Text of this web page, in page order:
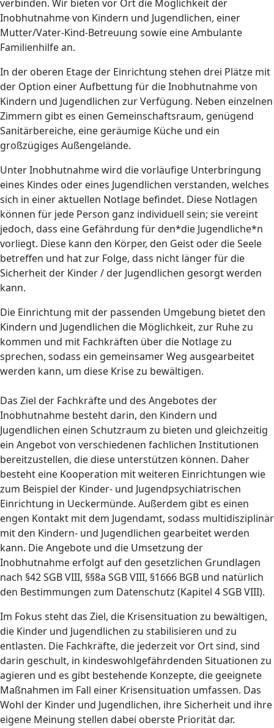
verbinden. Wir bieten vor Ort die Möglichkeit der
Inobhutnahme von Kindern und Jugendlichen, einer
Mutter/Vater-Kind-Betreuung sowie eine Ambulante
Familienhilfe an.
In der oberen Etage der Einrichtung stehen drei Plätze mit
der Option einer Aufbettung für die Inobhutnahme von
Kindern und Jugendlichen zur Verfügung. Neben einzelnen
Zimmern gibt es einen Gemeinschaftsraum, genügend
Sanitärbereiche, eine geräumige Küche und ein
großzügiges Außengelände.
Unter Inobhutnahme wird die vorläufige Unterbringung
eines Kindes oder eines Jugendlichen verstanden, welches
sich in einer aktuellen Notlage befindet. Diese Notlagen
können für jede Person ganz individuell sein; sie vereint
jedoch, dass eine Gefährdung für den*die Jugendliche*n
vorliegt. Diese kann den Körper, den Geist oder die Seele
betreffen und hat zur Folge, dass nicht länger für die
Sicherheit der Kinder / der Jugendlichen gesorgt werden
kann.
Die Einrichtung mit der passenden Umgebung bietet den
Kindern und Jugendlichen die Möglichkeit, zur Ruhe zu
kommen und mit Fachkräften über die Notlage zu
sprechen, sodass ein gemeinsamer Weg ausgearbeitet
werden kann, um diese Krise zu bewältigen.
Das Ziel der Fachkräfte und des Angebotes der
Inobhutnahme besteht darin, den Kindern und
Jugendlichen einen Schutzraum zu bieten und gleichzeitig
ein Angebot von verschiedenen fachlichen Institutionen
bereitzustellen, die diese unterstützen können. Daher
besteht eine Kooperation mit weiteren Einrichtungen wie
zum Beispiel der Kinder- und Jugendpsychiatrischen
Einrichtung in Ueckermünde. Außerdem gibt es einen
engen Kontakt mit dem Jugendamt, sodass multidisziplinär
mit den Kindern- und Jugendlichen gearbeitet werden
kann. Die Angebote und die Umsetzung der
Inobhutnahme erfolgt auf den gesetzlichen Grundlagen
nach §42 SGB VIII, §§8a SGB VIII, §1666 BGB und natürlich
den Bestimmungen zum Datenschutz (Kapitel 4 SGB VIII).
Im Fokus steht das Ziel, die Krisensituation zu bewältigen,
die Kinder und Jugendlichen zu stabilisieren und zu
entlasten. Die Fachkräfte, die jederzeit vor Ort sind, sind
darin geschult, in kindeswohlgefährdenden Situationen zu
agieren und es gibt bestehende Konzepte, die geeignete
Maßnahmen im Fall einer Krisensituation umfassen. Das
Wohl der Kinder und Jugendlichen, ihre Sicherheit und ihre
eigene Meinung stellen dabei oberste Priorität dar.